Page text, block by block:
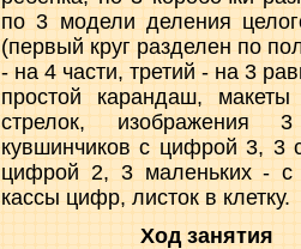
по 3 модели деления
(первый круг разделен по
- на 4 части, третий - на 3
простой карандаш,
стрелок, изображения
кувшинчиков с цифрой 3, 3
цифрой 2, 3 маленьких -
кассы цифр, листок в клетку.
Ход занятия